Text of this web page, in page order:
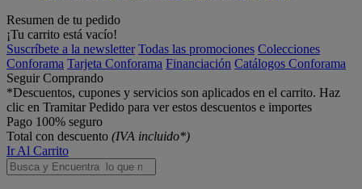
Resumen de tu pedido
¡Tu carrito está vacío!
Suscríbete a la newsletter Todas las promociones Colecciones
Conforama Tarjeta Conforama Financiación Catálogos Conforama
Seguir Comprando
*Descuentos, cupones y servicios son aplicados en el carrito. Haz
clic en Tramitar Pedido para ver estos descuentos e importes
Pago 100% seguro
Total con descuento (IVA incluido*)
Ir Al Carrito